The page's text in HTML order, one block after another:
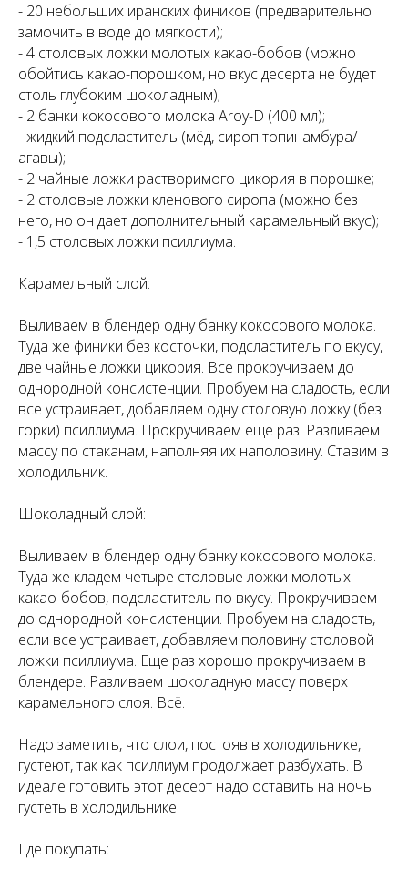
- 20 небольших иранских фиников (предварительно
замочить в воде до мягкости);
- 4 столовых ложки молотых какао-бобов (можно
обойтись какао-порошком, но вкус десерта не будет
столь глубоким шоколадным);
- 2 банки кокосового молока Aroy-D (400 мл);
- жидкий подсластитель (мёд, сироп топинамбура/
агавы);
- 2 чайные ложки растворимого цикория в порошке;
- 2 столовые ложки кленового сиропа (можно без
него, но он дает дополнительный карамельный вкус);
- 1,5 столовых ложки псиллиума.
Карамельный слой:
Выливаем в блендер одну банку кокосового молока.
Туда же финики без косточки, подсластитель по вкусу,
две чайные ложки цикория. Все прокручиваем до
однородной консистенции. Пробуем на сладость, если
все устраивает, добавляем одну столовую ложку (без
горки) псиллиума. Прокручиваем еще раз. Разливаем
массу по стаканам, наполняя их наполовину. Ставим в
холодильник.
Шоколадный слой:
Выливаем в блендер одну банку кокосового молока.
Туда же кладем четыре столовые ложки молотых
какао-бобов, подсластитель по вкусу. Прокручиваем
до однородной консистенции. Пробуем на сладость,
если все устраивает, добавляем половину столовой
ложки псиллиума. Еще раз хорошо прокручиваем в
блендере. Разливаем шоколадную массу поверх
карамельного слоя. Всё.
Надо заметить, что слои, постояв в холодильнике,
густеют, так как псиллиум продолжает разбухать. В
идеале готовить этот десерт надо оставить на ночь
густеть в холодильнике.
Где покупать: